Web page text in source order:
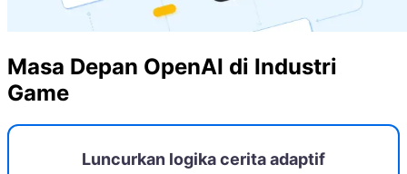
Masa Depan OpenAI di Industri
Game
Luncurkan logika cerita adaptif